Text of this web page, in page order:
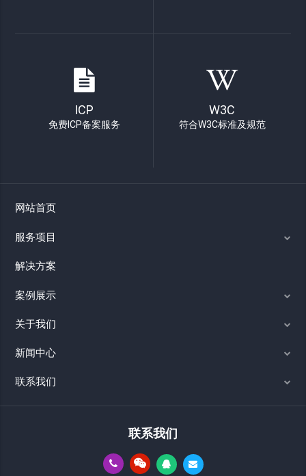
ICP
免费ICP备案服务
W3C
符合W3C标准及规范
网站首页
服务项目
解决方案
案例展示
关于我们
新闻中心
联系我们
联系我们